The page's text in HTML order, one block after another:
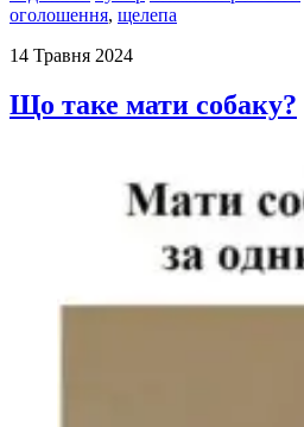
оголошення, щелепа
14 Травня 2024
Що таке мати собаку?